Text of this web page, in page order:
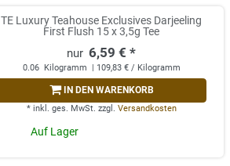
TE Luxury Teahouse Exclusives Darjeeling
First Flush 15 x 3,5g Tee
6,59 € *
0.06 Kilogramm | 109,83 € / Kilogramm
IN DEN WARENKORB
* inkl. ges. MwSt. zzgl. Versandkosten
Auf Lager